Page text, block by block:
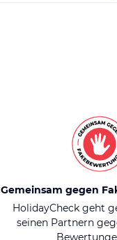
Gemeinsam gegen
HolidayCheck geht
seinen Partnern